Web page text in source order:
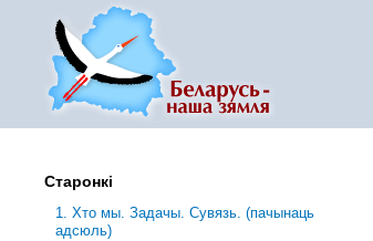
Старонкі
1. Хто мы. Задачы. Сувязь. (пачынаць
адсюль)